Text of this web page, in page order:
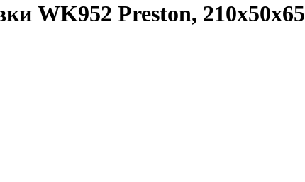
WK952 Preston, 210x50x65